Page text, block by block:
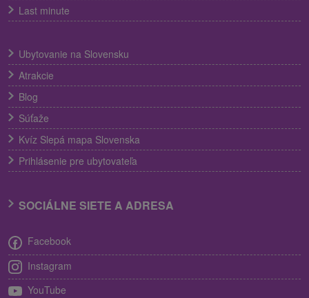
Last minute
Ubytovanie na Slovensku
Atrakcie
Blog
Súťaže
Kvíz Slepá mapa Slovenska
Prihlásenie pre ubytovateľa
SOCIÁLNE SIETE A ADRESA
Facebook
Instagram
YouTube